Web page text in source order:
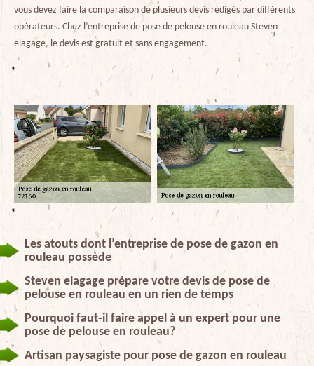
vous devez faire la comparaison de plusieurs devis rédigés par différents
opérateurs. Chez l’entreprise de pose de pelouse en rouleau Steven
elagage, le devis est gratuit et sans engagement.
Les atouts dont l’entreprise de pose de gazon en
rouleau possède
Steven elagage prépare votre devis de pose de
pelouse en rouleau en un rien de temps
Pourquoi faut-il faire appel à un expert pour une
pose de pelouse en rouleau?
Artisan paysagiste pour pose de gazon en rouleau